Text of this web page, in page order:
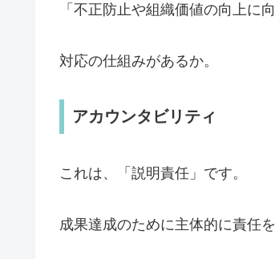
「不正防止や組織価値の向上に
対応の仕組みがあるか。
アカウンタビリティ
これは、「説明責任」です。
成果達成のために主体的に責任